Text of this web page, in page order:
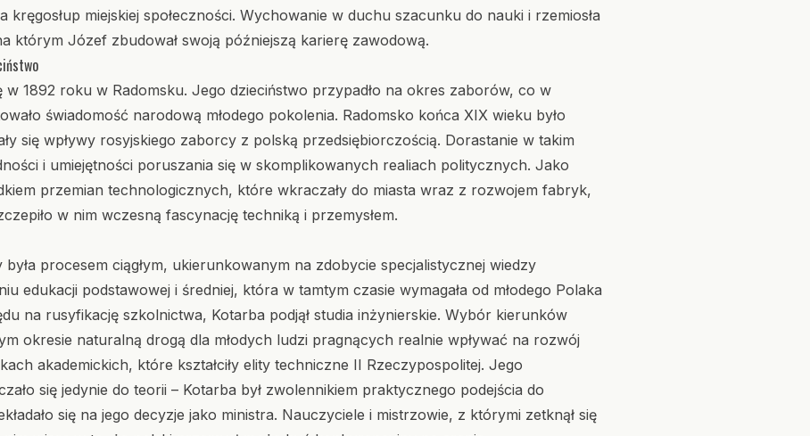
kręgosłup miejskiej społeczności. Wychowanie w duchu szacunku do nauki i rzemiosła
którym Józef zbudował swoją późniejszą karierę zawodową.
w 1892 roku w Radomsku. Jego dzieciństwo przypadło na okres zaborów, co w
świadomość narodową młodego pokolenia. Radomsko końca XIX wieku było
się wpływy rosyjskiego zaborcy z polską przedsiębiorczością. Dorastanie w takim
i umiejętności poruszania się w skomplikowanych realiach politycznych. Jako
przemian technologicznych, które wkraczały do miasta wraz z rozwojem fabryk,
w nim wczesną fascynację techniką i przemysłem.
procesem ciągłym, ukierunkowanym na zdobycie specjalistycznej wiedzy
edukacji podstawowej i średniej, która w tamtym czasie wymagała od młodego Polaka
na rusyfikację szkolnictwa, Kotarba podjął studia inżynierskie. Wybór kierunków
okresie naturalną drogą dla młodych ludzi pragnących realnie wpływać na rozwój
akademickich, które kształciły elity techniczne II Rzeczypospolitej. Jego
się jedynie do teorii – Kotarba był zwolennikiem praktycznego podejścia do
się na jego decyzje jako ministra. Nauczyciele i mistrzowie, z którymi zetknął się